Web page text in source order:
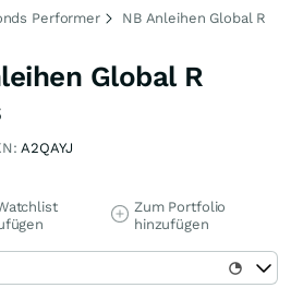
Performer
NB Anleihen Global R
Global R
A2QAYJ
Zum Portfolio
hinzufügen